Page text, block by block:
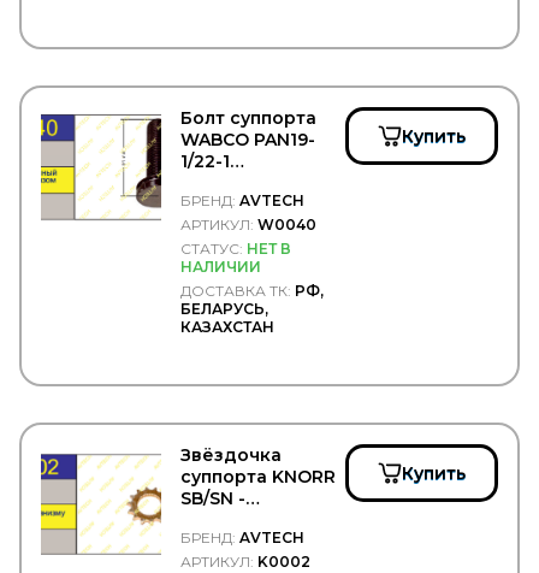
BOBCAT
BOGE
BORG HICO
BORG WARNER
BOSAL
BOSCH
BPW
BREMBO
CAFFARO
CAMOZZI
CARDONE
CAREX
CARGEN
CARGO
CARGO FLOOR
CARTFUL
Болт суппорта
WABCO PAN19-
1/22-1
AVTECH/W0040
БРЕНД: AVTECH
АРТИКУЛ: W0040
СТАТУС: НЕТ В
НАЛИЧИИ
ДОСТАВКА ТК: РФ,
БЕЛАРУСЬ,
КАЗАХСТАН
Купить
Звёздочка
суппорта KNORR
SB/SN -
БРЕНД: AVTECH
АРТИКУЛ: K0002
Купить